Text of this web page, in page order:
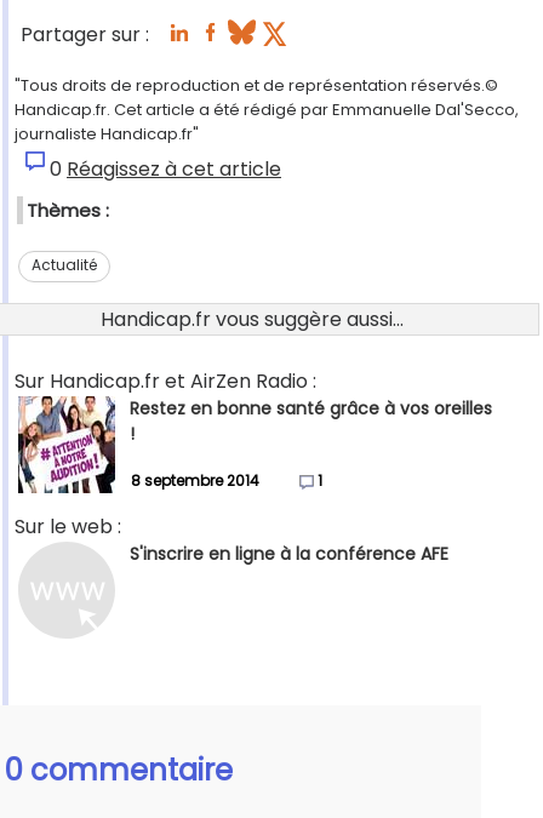
Partager sur :
"Tous droits de reproduction et de représentation réservés.©
Handicap.fr. Cet article a été rédigé par Emmanuelle Dal'Secco,
journaliste Handicap.fr"
0 Réagissez à cet article
Thèmes :
Actualité
Handicap.fr vous suggère aussi...
Sur Handicap.fr et AirZen Radio :
Restez en bonne santé grâce à vos oreilles
!
8 septembre 2014 1
Sur le web :
S'inscrire en ligne à la conférence AFE
0 commentaire